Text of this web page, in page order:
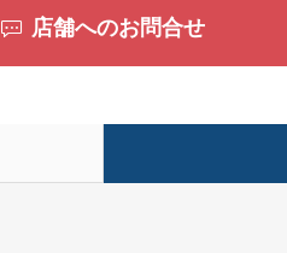
店舗へのお問合せ